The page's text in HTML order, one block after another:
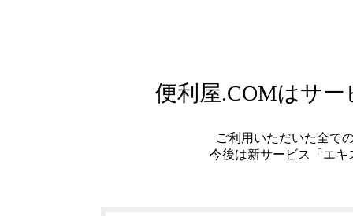
便利屋.COMはサ
ご利用いただいた全て
今後は新サービス「エ